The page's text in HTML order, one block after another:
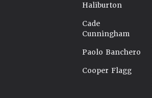
Haliburton
Cade
Cunningham
Paolo Banchero
Cooper Flagg